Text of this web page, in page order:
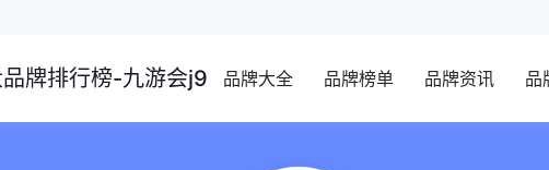
牌排行榜-九游会j9 品牌大全 品牌榜单 品牌资讯 品